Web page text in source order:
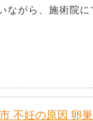
ながら、施術院に
不妊の原因 卵